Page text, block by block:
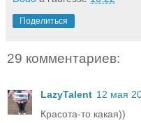
Поделиться
29 комментариев:
LazyTalent 12 мая
Красота-то какая))